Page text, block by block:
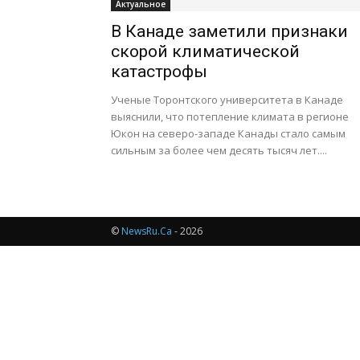
Актуальное
В Канаде заметили признаки
скорой климатической
катастрофы
Ученые Торонтского университета в Канаде
выяснили, что потепление климата в регионе
Юкон на северо-западе Канады стало самым
сильным за более чем десять тысяч лет....
© NewsRu.Ca - 2026